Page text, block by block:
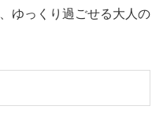
ゆっくり過ごせる大人の